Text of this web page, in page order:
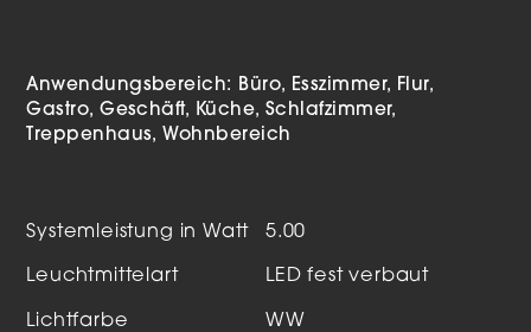
Anwendungsbereich: Büro Esszimmer
Flur
Gastro
Geschäft Küche Schlafzimmer
Treppenhaus
Wohnbereich
Systemleistung in Watt 5.00
Leuchtmittelart LED fest verbaut
Lichtfarbe WW